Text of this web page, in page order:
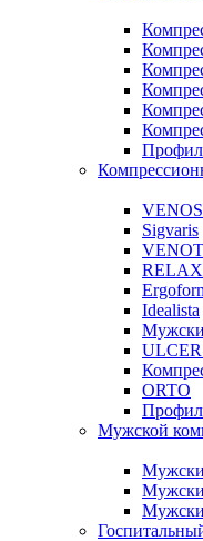
Sigvaris
Idealista
ORTO
Мужской